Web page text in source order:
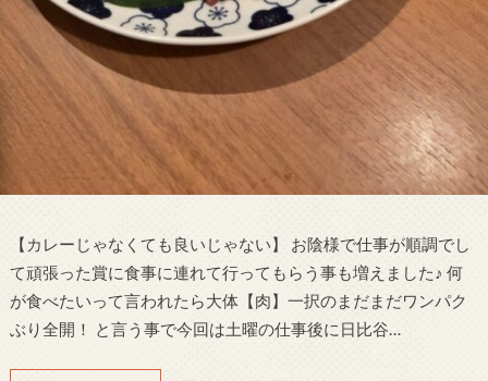
【カレーじゃなくても良いじゃない】 お陰様で仕事が順調でし
て頑張った賞に食事に連れて行ってもらう事も増えました♪ 何
が食べたいって言われたら大体【肉】一択のまだまだワンパク
ぶり全開！ と言う事で今回は土曜の仕事後に日比谷…